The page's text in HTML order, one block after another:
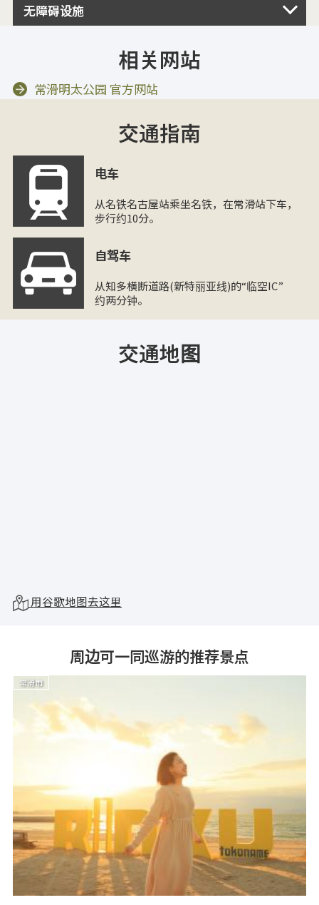
无障碍设施
相关网站
常滑明太公园 官方网站
交通指南
电车
从名铁名古屋站乘坐名铁，在常滑站下车，
步行约10分。
自驾车
从知多横断道路(新特丽亚线)的“临空IC”
约两分钟。
交通地图
用谷歌地图去这里
周边可一同巡游的推荐景点
常滑市